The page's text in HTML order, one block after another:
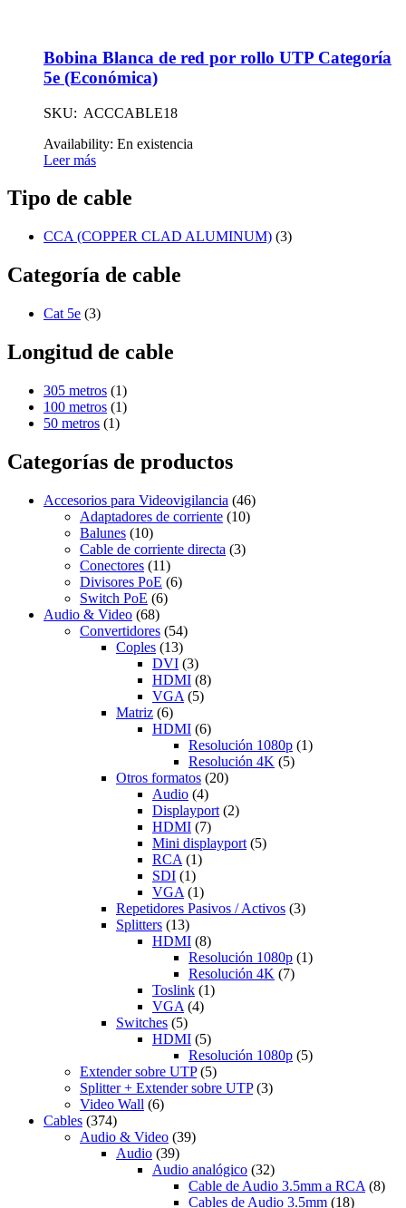
Bobina Blanca de red por rollo UTP Categoría
5e (Económica)
SKU: ACCCABLE18
Availability: En existencia
Leer más
Tipo de cable
CCA (COPPER CLAD ALUMINUM) (3)
Categoría de cable
Cat 5e (3)
Longitud de cable
305 metros (1)
100 metros (1)
50 metros (1)
Categorías de productos
Accesorios para Videovigilancia (46)
Adaptadores de corriente (10)
Balunes (10)
Cable de corriente directa (3)
Conectores (11)
Divisores PoE (6)
Switch PoE (6)
Audio & Video (68)
Convertidores (54)
Coples (13)
DVI (3)
HDMI (8)
VGA (5)
Matriz (6)
HDMI (6)
Resolución 1080p (1)
Resolución 4K (5)
Otros formatos (20)
Audio (4)
Displayport (2)
HDMI (7)
Mini displayport (5)
RCA (1)
SDI (1)
VGA (1)
Repetidores Pasivos / Activos (3)
Splitters (13)
HDMI (8)
Resolución 1080p (1)
Resolución 4K (7)
Toslink (1)
VGA (4)
Switches (5)
HDMI (5)
Resolución 1080p (5)
Extender sobre UTP (5)
Splitter + Extender sobre UTP (3)
Video Wall (6)
Cables (374)
Audio & Video (39)
Audio (39)
Audio analógico (32)
Cable de Audio 3.5mm a RCA (8)
Cables de Audio 3.5mm (18)